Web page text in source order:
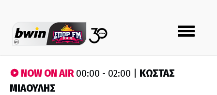
Toggle
navigation
NOW ON AIR00:00 - 02:00 | ΚΩΣΤΑΣ
ΜΙΑΟΥΛΗΣ